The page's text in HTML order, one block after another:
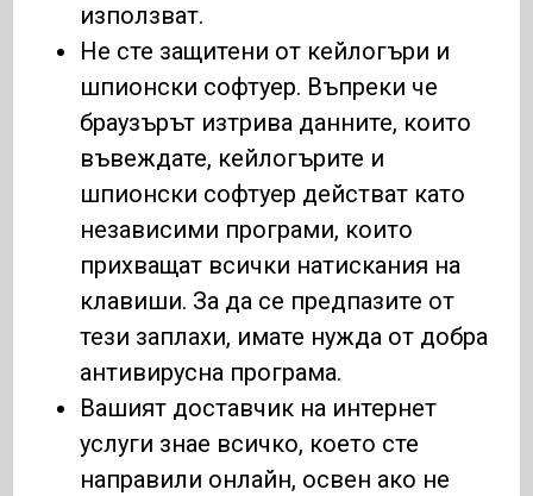
използват.
Не сте защитени от кейлогъри и
шпионски софтуер. Въпреки че
браузърът изтрива данните, които
въвеждате, кейлогърите и
шпионски софтуер действат като
независими програми, които
прихващат всички натискания на
клавиши. За да се предпазите от
тези заплахи, имате нужда от добра
антивирусна програма.
Вашият доставчик на интернет
услуги знае всичко, което сте
направили онлайн, освен ако не